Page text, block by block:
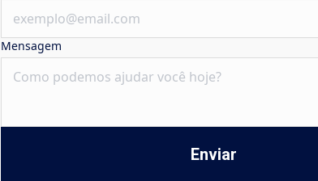
Mensagem
Enviar